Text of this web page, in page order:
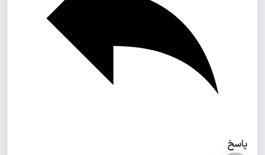
پاسخ